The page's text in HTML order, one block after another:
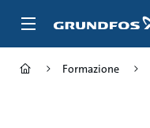
Formazione